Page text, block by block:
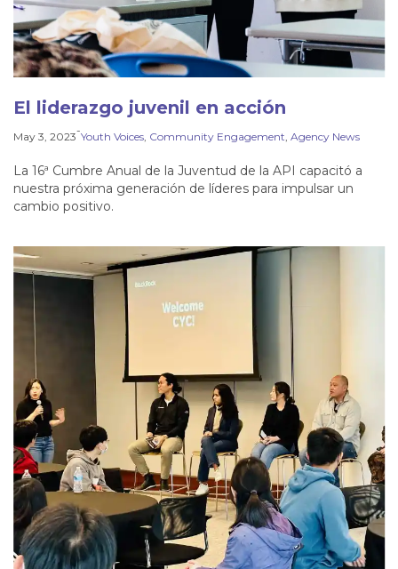
El liderazgo juvenil en acción
May 3, 2023-Youth Voices, Community Engagement, Agency News
La 16ª Cumbre Anual de la Juventud de la API capacitó a
nuestra próxima generación de líderes para impulsar un
cambio positivo.